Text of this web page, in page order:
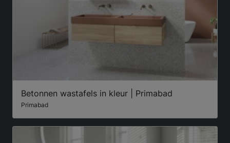
Betonnen wastafels in kleur | Primabad
Primabad